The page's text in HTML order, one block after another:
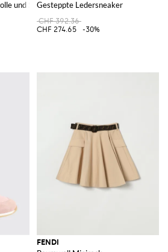
und Seide für Mädchen mit Kontrastlogo
Gesteppte Ledersneaker
CHF 392.36
CHF 274.65
-30%
FENDI